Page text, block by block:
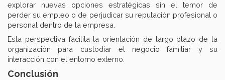
explorar nuevas opciones estratégicas sin el temor de
perder su empleo o de perjudicar su reputación profesional o
personal dentro de la empresa.
Esta perspectiva facilita la orientación de largo plazo de la
organización para custodiar el negocio familiar y su
interacción con el entorno externo.
Conclusión